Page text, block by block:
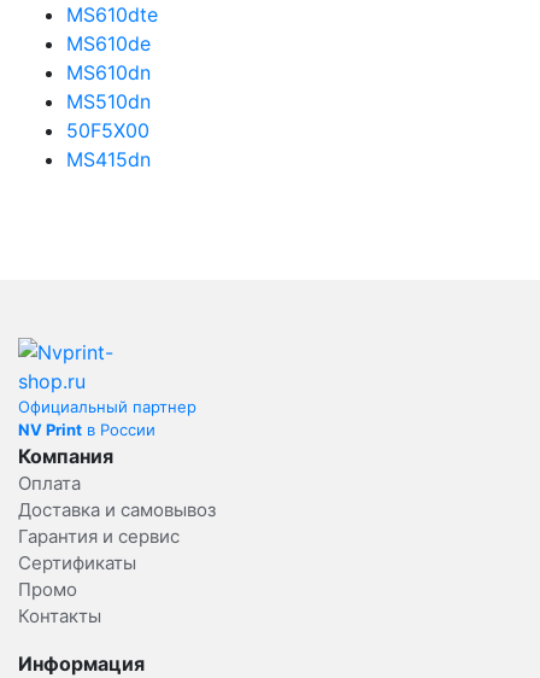
MS610dte
MS610de
MS610dn
MS510dn
50F5X00
MS415dn
Официальный партнер
NV Print в России
Компания
Оплата
Доставка и самовывоз
Гарантия и сервис
Сертификаты
Промо
Контакты
Информация